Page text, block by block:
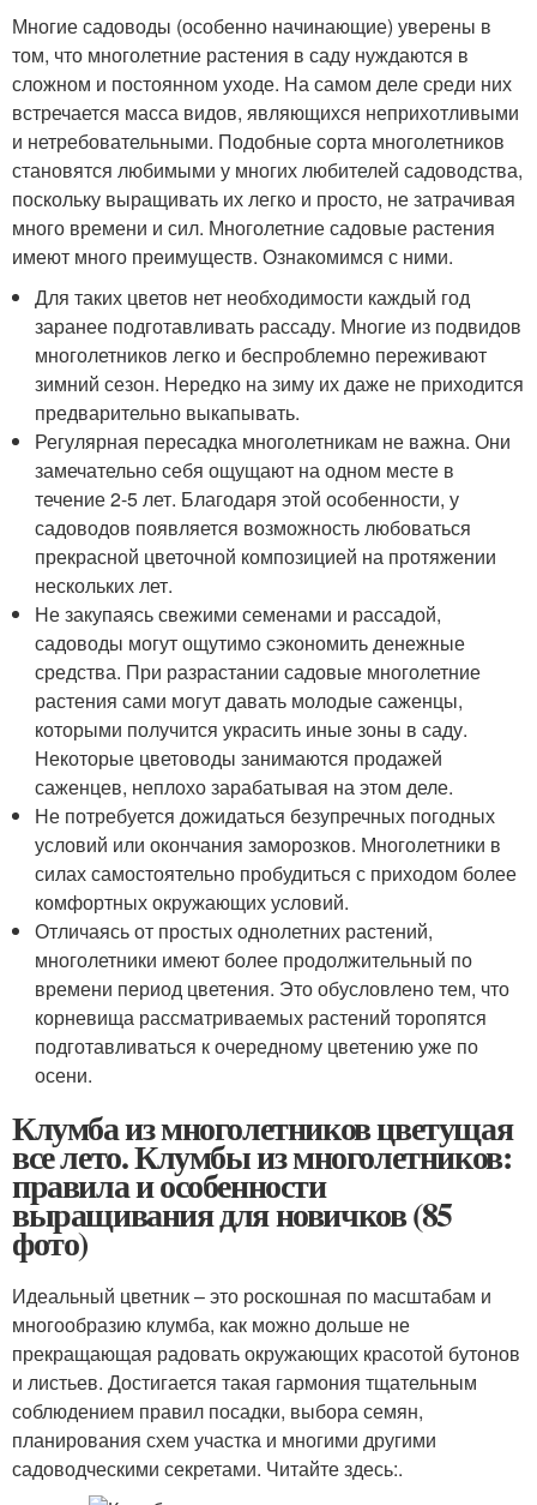
Многие садоводы (особенно начинающие) уверены в
том, что многолетние растения в саду нуждаются в
сложном и постоянном уходе. На самом деле среди них
встречается масса видов, являющихся неприхотливыми
и нетребовательными. Подобные сорта многолетников
становятся любимыми у многих любителей садоводства,
поскольку выращивать их легко и просто, не затрачивая
много времени и сил. Многолетние садовые растения
имеют много преимуществ. Ознакомимся с ними.
Для таких цветов нет необходимости каждый год
заранее подготавливать рассаду. Многие из подвидов
многолетников легко и беспроблемно переживают
зимний сезон. Нередко на зиму их даже не приходится
предварительно выкапывать.
Регулярная пересадка многолетникам не важна. Они
замечательно себя ощущают на одном месте в
течение 2-5 лет. Благодаря этой особенности, у
садоводов появляется возможность любоваться
прекрасной цветочной композицией на протяжении
нескольких лет.
Не закупаясь свежими семенами и рассадой,
садоводы могут ощутимо сэкономить денежные
средства. При разрастании садовые многолетние
растения сами могут давать молодые саженцы,
которыми получится украсить иные зоны в саду.
Некоторые цветоводы занимаются продажей
саженцев, неплохо зарабатывая на этом деле.
Не потребуется дожидаться безупречных погодных
условий или окончания заморозков. Многолетники в
силах самостоятельно пробудиться с приходом более
комфортных окружающих условий.
Отличаясь от простых однолетних растений,
многолетники имеют более продолжительный по
времени период цветения. Это обусловлено тем, что
корневища рассматриваемых растений торопятся
подготавливаться к очередному цветению уже по
осени.
Клумба из многолетников цветущая
все лето. Клумбы из многолетников:
правила и особенности
выращивания для новичков (85
фото)
Идеальный цветник – это роскошная по масштабам и
многообразию клумба, как можно дольше не
прекращающая радовать окружающих красотой бутонов
и листьев. Достигается такая гармония тщательным
соблюдением правил посадки, выбора семян,
планирования схем участка и многими другими
садоводческими секретами. Читайте здесь:.